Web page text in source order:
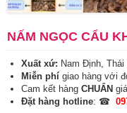
NẤM NGỌC CẨU
Xuất xứ: Nam Định, Thái
Miễn phí giao hàng với
Cam kết hàng CHUẨN giá
Đặt hàng hotline: ☎